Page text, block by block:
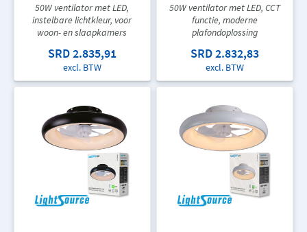
50W ventilator met LED,
instelbare lichtkleur, voor
woon- en slaapkamers
SRD 2.835,91
excl. BTW
50W ventilator met LED, CCT
functie, moderne
plafondoplossing
SRD 2.832,83
excl. BTW